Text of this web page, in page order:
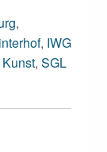
,
, IWG
Kunst, SGL